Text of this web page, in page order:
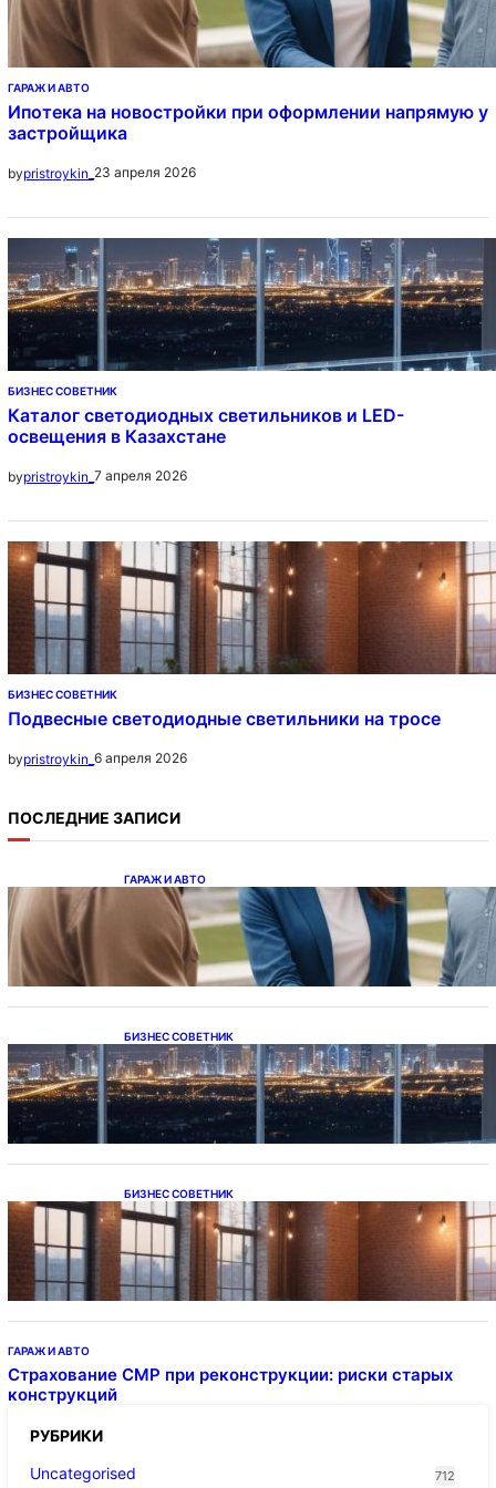
ГАРАЖ И АВТО
Ипотека на новостройки при оформлении напрямую у
застройщика
bypristroykin_ 23 апреля 2026
БИЗНЕС СОВЕТНИК
Каталог светодиодных светильников и LED-
освещения в Казахстане
bypristroykin_ 7 апреля 2026
БИЗНЕС СОВЕТНИК
Подвесные светодиодные светильники на тросе
bypristroykin_ 6 апреля 2026
ПОСЛЕДНИЕ ЗАПИСИ
ГАРАЖ И АВТО
Ипотека на новостройки при оформлении
напрямую у застройщика
БИЗНЕС СОВЕТНИК
Каталог светодиодных светильников и
LED-освещения в Казахстане
БИЗНЕС СОВЕТНИК
Подвесные светодиодные светильники на
ГАРАЖ И АВТО
Страхование СМР при реконструкции: риски старых
конструкций
РУБРИКИ
Uncategorised
712